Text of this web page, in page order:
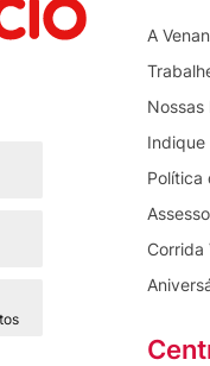
A
Nossas
Indique
Política
Corrida